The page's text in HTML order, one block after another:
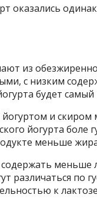
из
с низким
будет
и
йогурта боле
меньше
меньше
различаться по
к